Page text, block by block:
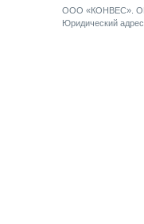
ООО «КОНВЕС».
Юридический